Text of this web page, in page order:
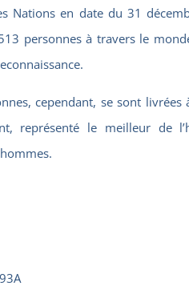
Nations en date du 31
personnes à travers le
cependant, se sont livrées
représenté le meilleur de